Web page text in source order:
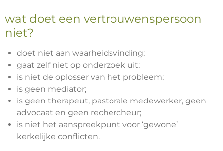
wat doet een vertrouwenspersoon
niet?
doet niet aan waarheidsvinding;
gaat zelf niet op onderzoek uit;
is niet de oplosser van het probleem;
is geen mediator;
is geen therapeut, pastorale medewerker, geen
advocaat en geen rechercheur;
is niet het aanspreekpunt voor ‘gewone’
kerkelijke conflicten.